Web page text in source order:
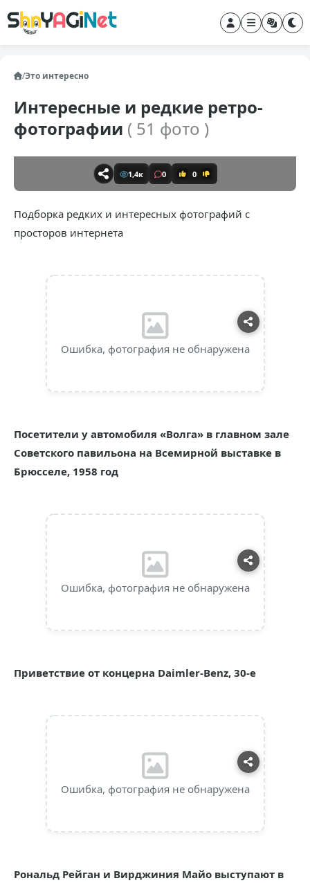
/Это интересно
Интересные и редкие ретро-
фотографии ( 51 фото )
1,4к 0 0
Подборка редких и интересных фотографий с
просторов интернета
Ошибка, фотография не обнаружена
Посетители у автомобиля «Волга» в главном зале
Советского павильона на Всемирной выставке в
Брюсселе, 1958 год
Ошибка, фотография не обнаружена
Приветствие от концерна Daimler-Benz, 30-е
Ошибка, фотография не обнаружена
Рональд Рейган и Вирджиния Майо выступают в